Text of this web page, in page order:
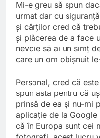
Mi-e greu să spun
urmat dar cu
şi cărţilor cred că
şi plăcerea de a face
nevoie să ai un simţ
care un om obişnuit
Personal, cred că
spun asta pentru că
prinsă de ea şi nu-mi
aplicaţie de la Google
că în Europa sunt cei